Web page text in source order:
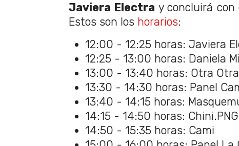
Javiera Electra y concluirá con
Estos son los horarios:
12:00 - 12:25 horas: Javiera
12:25 - 13:00 horas: Daniela
13:00 - 13:40 horas: Otra Otra
13:30 - 14:30 horas: Panel
13:40 - 14:15 horas:
14:15 - 14:50 horas: Chini.PNG
14:50 - 15:35 horas: Cami